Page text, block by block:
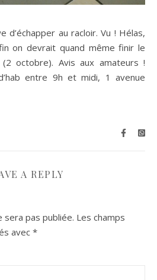
d’échapper au racloir. Vu ! Hélas,
on devrait quand même finir le
octobre). Avis aux amateurs !
entre 9h et midi, 1 avenue
A REPLY
pas publiée. Les champs
avec *